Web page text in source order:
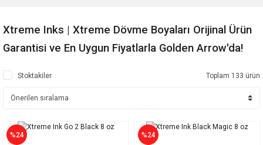
Xtreme Inks | Xtreme Dövme Boyaları Orijinal Ürün
Garantisi ve En Uygun Fiyatlarla Golden Arrow'da!
Stoktakiler Toplam 133 ürün
%24 %24